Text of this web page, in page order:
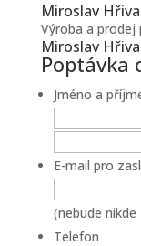
Miroslav
Výroba a prodej
Miroslav
Poptávka
Jméno a
E-mail pro
(nebude
Telefon